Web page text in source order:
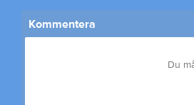
Kommentera
Du